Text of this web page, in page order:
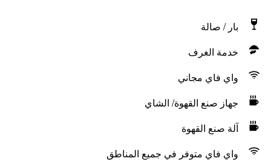
بار / صالة
خدمة الغرف
واي فاي مجاني
جهاز صنع القهوة/ الشاي
آلة صنع القهوة
واي فاي متوفر في جميع المناطق